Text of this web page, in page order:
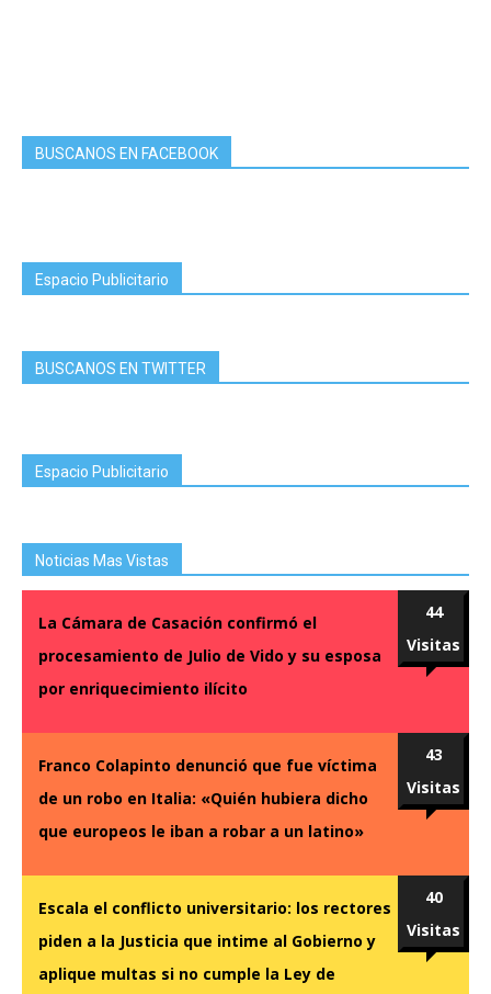
BUSCANOS EN FACEBOOK
Espacio Publicitario
BUSCANOS EN TWITTER
Espacio Publicitario
Noticias Mas Vistas
La Cámara de Casación confirmó el
procesamiento de Julio de Vido y su esposa
por enriquecimiento ilícito
44
Visitas
Franco Colapinto denunció que fue víctima
de un robo en Italia: «Quién hubiera dicho
que europeos le iban a robar a un latino»
43
Visitas
Escala el conflicto universitario: los rectores
piden a la Justicia que intime al Gobierno y
aplique multas si no cumple la Ley de
40
Visitas